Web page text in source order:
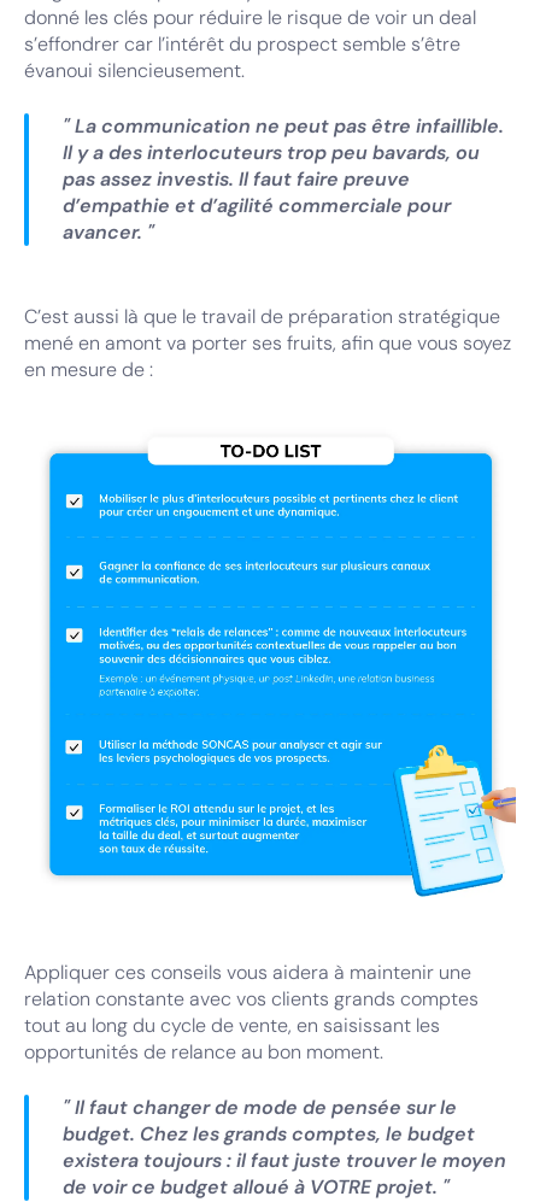
donné les clés pour réduire le risque de voir un deal
s’effondrer car l’intérêt du prospect semble s’être
évanoui silencieusement.
" La communication ne peut pas être infaillible.
Il y a des interlocuteurs trop peu bavards, ou
pas assez investis. Il faut faire preuve
d’empathie et d’agilité commerciale pour
avancer. "
C’est aussi là que le travail de préparation stratégique
mené en amont va porter ses fruits, afin que vous soyez
en mesure de :
Appliquer ces conseils vous aidera à maintenir une
relation constante avec vos clients grands comptes
tout au long du cycle de vente, en saisissant les
opportunités de relance au bon moment.
" Il faut changer de mode de pensée sur le
budget. Chez les grands comptes, le budget
existera toujours : il faut juste trouver le moyen
de voir ce budget alloué à VOTRE projet. "